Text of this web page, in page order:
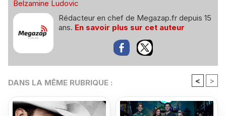
Belzamine Ludovic
Rédacteur en chef de Megazap.fr depuis 15
ans. En savoir plus sur cet auteur
DANS LA MÊME RUBRIQUE : < >